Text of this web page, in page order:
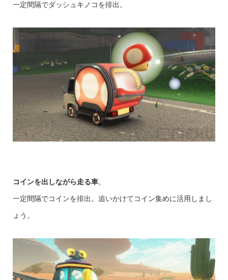
一定間隔でダッシュキノコを排出。
コインを出しながら走る車。
一定間隔でコインを排出。追いかけてコイン集めに活用しまし
ょう。